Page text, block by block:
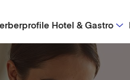
Hotel & Gastro